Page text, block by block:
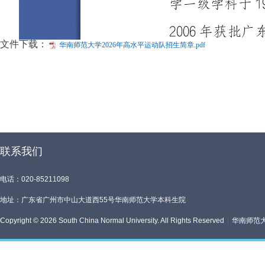
文件下载： 华南师范大学2026年高水平运动队招生简章.pdf
联系我们
电话：020-85211098
地址：广东省广州市中山大道西55号华南师范大学本科生院
Copyright © 2026 South China Normal University. All Rights Reserved 华南师范